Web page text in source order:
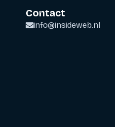
Contact
info@insideweb.nl